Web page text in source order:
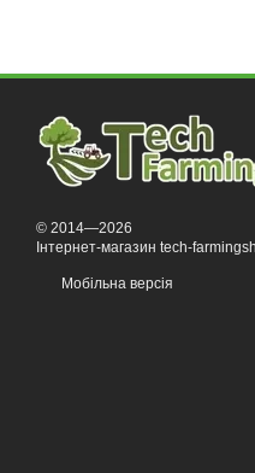
© 2014—2026
Інтернет-магазин tech-
Мобільна версія